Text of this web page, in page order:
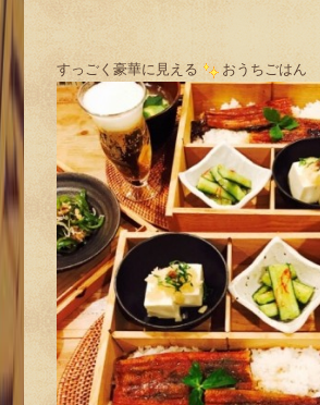
すっごく豪華に見える おうちごはん